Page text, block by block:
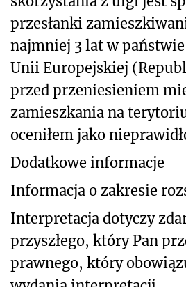
przesłanki
najmniej 3 lat w
Unii Europejskiej
przed przeniesieniem
zamieszkania na
oceniłem jako
Dodatkowe informacje
Informacja o zakresie
Interpretacja dotyczy
przyszłego, który Pan
prawnego, który